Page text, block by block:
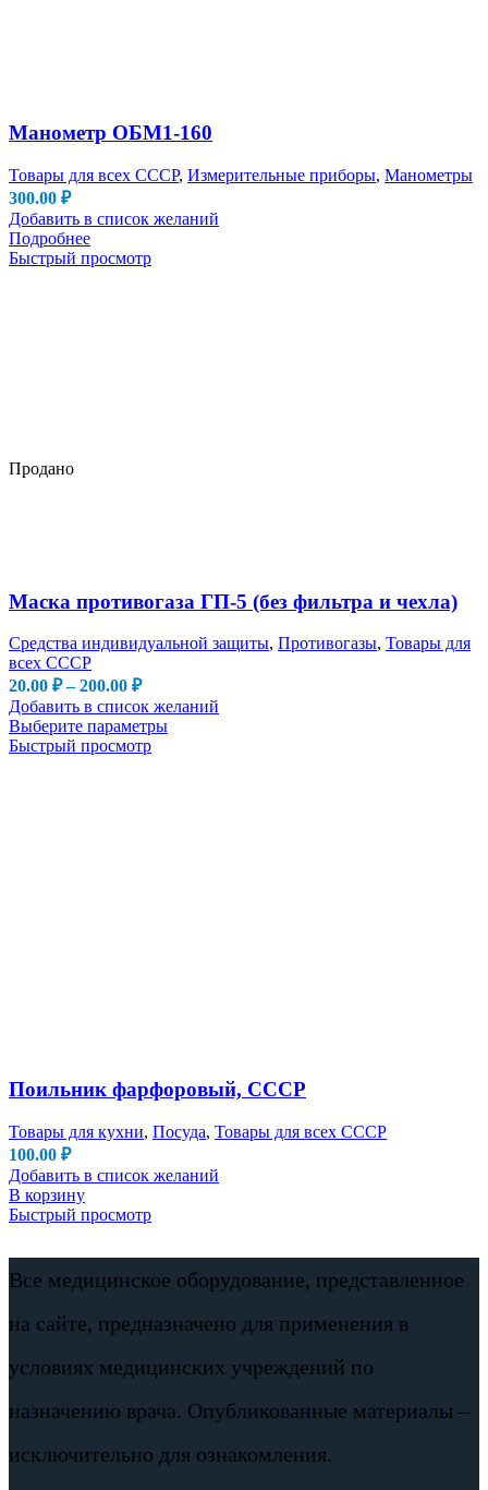
Продано
Манометр ОБМ1-160
Товары для всех СССР, Измерительные приборы, Манометры
300.00 ₽
Добавить в список желаний
Подробнее
Быстрый просмотр
Маска противогаза ГП-5 (без фильтра и чехла)
Средства индивидуальной защиты, Противогазы, Товары для
всех СССР
20.00 ₽ – 200.00 ₽Диапазон
цен:
20.00 ₽
–
Добавить в список желаний
Выберите параметрыЭтот
Быстрый просмотр
Поильник фарфоровый, СССР
Товары для кухни, Посуда, Товары для всех СССР
100.00 ₽
Добавить в список желаний
В корзину
Быстрый просмотр
Все медицинское оборудование, представленное
на сайте, предназначено для применения в
условиях медицинских учреждений по
назначению врача. Опубликованные материалы –
исключительно для ознакомления.